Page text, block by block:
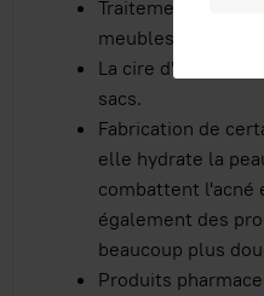
Traitements pour
meubles et les sols.
La cire d'abeille
sacs.
Fabrication de
elle hydrate la
combattent l'acné
également des
beaucoup plus
Produits